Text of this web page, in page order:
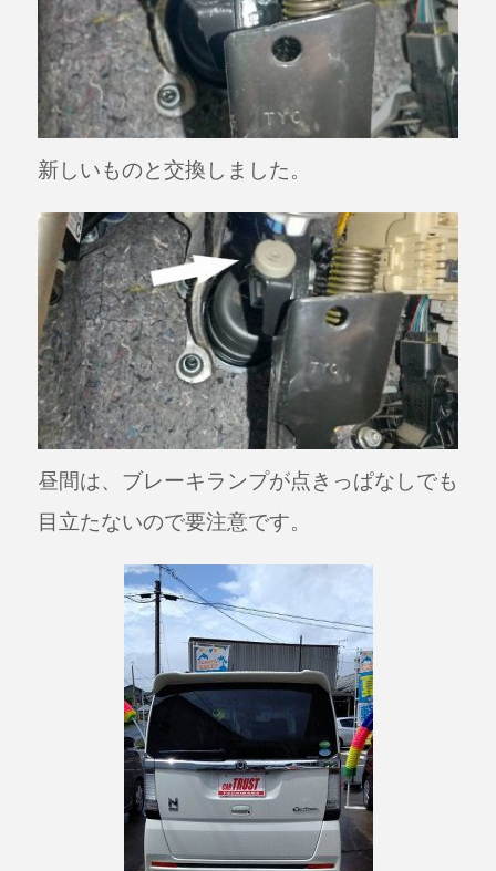
新しいものと交換しました。
昼間は、ブレーキランプが点きっぱなしでも
目立たないので要注意です。